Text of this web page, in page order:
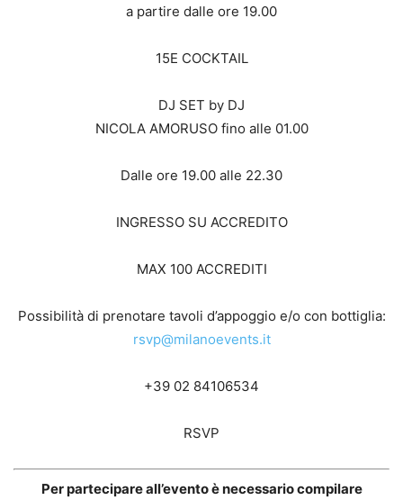
a partire dalle ore 19.00
15E COCKTAIL
DJ SET by DJ
NICOLA AMORUSO fino alle 01.00
Dalle ore 19.00 alle 22.30
INGRESSO SU ACCREDITO
MAX 100 ACCREDITI
Possibilità di prenotare tavoli d’appoggio e/o con bottiglia:
rsvp@milanoevents.it
+39 02 84106534
RSVP
Per partecipare all’evento è necessario compilare